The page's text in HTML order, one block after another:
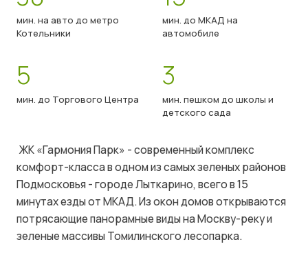
мин. на авто до метро
Котельники
мин. до МКАД на
автомобиле
5
мин. до Торгового Центра
3
мин. пешком до школы и
детского сада
ЖК «Гармония Парк» - современный комплекс
комфорт-класса в одном из самых зеленых районов
Подмосковья - городе Лыткарино, всего в 15
минутах езды от МКАД. Из окон домов открываются
потрясающие панорамные виды на Москву-реку и
зеленые массивы Томилинского лесопарка.